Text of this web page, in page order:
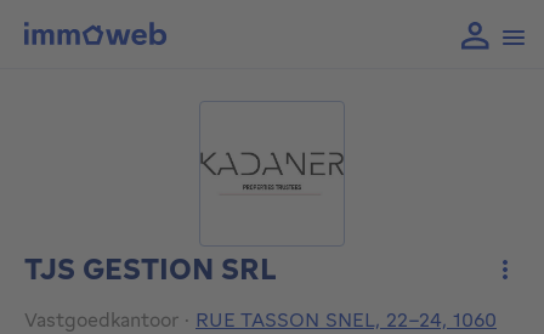
TJS GESTION SRL
Vastgoedkantoor · RUE TASSON SNEL, 22-24, 1060